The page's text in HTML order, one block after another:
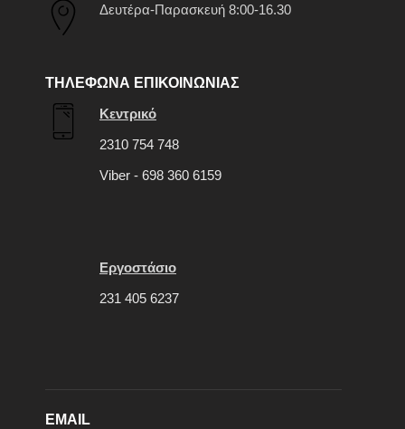
Δευτέρα-Παρασκευή 8:00-16.30
ΤΗΛΕΦΩΝΑ ΕΠΙΚΟΙΝΩΝΙΑΣ
Κεντρικό
2310 754 748
Viber - 698 360 6159
Εργοστάσιο
231 405 6237
EMAIL